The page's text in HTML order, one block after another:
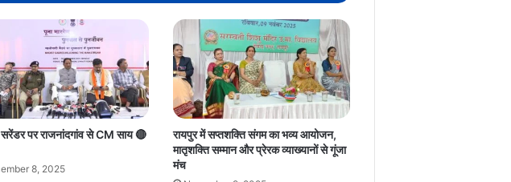
पर राजनांदगांव से CM साय 🔴
8, 2025
रायपुर में सप्तशक्ति संगम का भव्य आयोजन,
मातृशक्ति सम्मान और प्रेरक व्याख्यानों से गूंजा
मंच